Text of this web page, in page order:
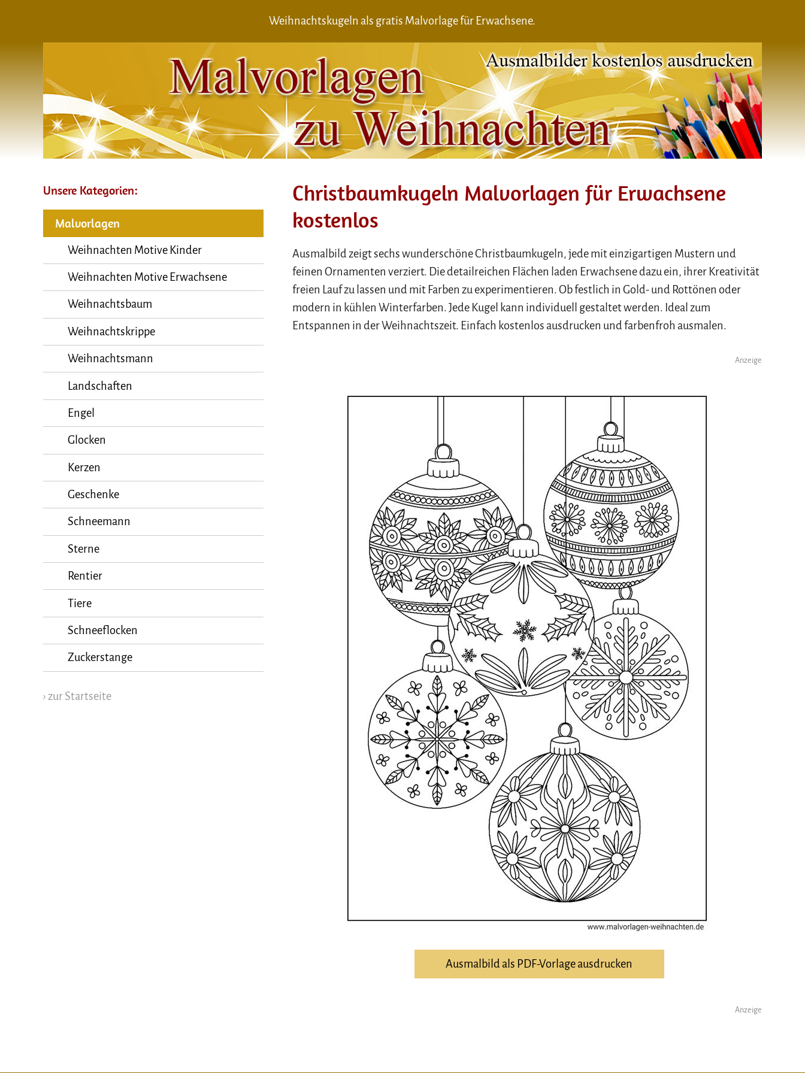
Weihnachtskugeln als gratis Malvorlage für Erwachsene.
Unsere Kategorien:
Malvorlagen
Weihnachten Motive Kinder
Weihnachten Motive Erwachsene
Weihnachtsbaum
Weihnachtskrippe
Weihnachtsmann
Landschaften
Engel
Glocken
Kerzen
Geschenke
Schneemann
Sterne
Rentier
Tiere
Schneeflocken
Zuckerstange
› zur Startseite
Christbaumkugeln Malvorlagen für Erwachsene
kostenlos
Ausmalbild zeigt sechs wunderschöne Christbaumkugeln, jede mit einzigartigen Mustern und
feinen Ornamenten verziert. Die detailreichen Flächen laden Erwachsene dazu ein, ihrer Kreativität
freien Lauf zu lassen und mit Farben zu experimentieren. Ob festlich in Gold- und Rottönen oder
modern in kühlen Winterfarben. Jede Kugel kann individuell gestaltet werden. Ideal zum
Entspannen in der Weihnachtszeit. Einfach kostenlos ausdrucken und farbenfroh ausmalen.
Anzeige
Ausmalbild als PDF-Vorlage ausdrucken
Anzeige